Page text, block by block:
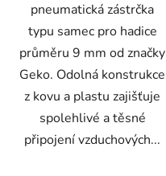
pneumatická zástrčka
typu samec pro hadice
průměru 9 mm od značky
Geko. Odolná konstrukce
z kovu a plastu zajišťuje
spolehlivé a těsné
připojení vzduchových...